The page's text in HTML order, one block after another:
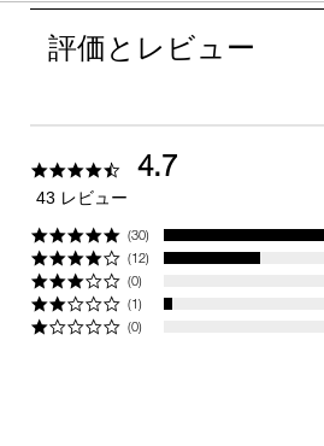
評価とレビュー
4.74.7
43 レビュー
(30)
(12)
(0)
(1)
(0)